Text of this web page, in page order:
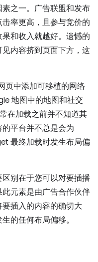
之一。广告联盟和发布
率更高，且参与竞价的
和收入就越好。遗憾的
内容挤到页面下方，这
页中添加可移植的网络
地图中的地图和社交
在加载之前并不知道其
平台并不总是会为
最终加载时发生布局偏
别在于您可以对要插播
元素是由广告合作伙伴
插入的内容的确切大
的任何布局偏移。